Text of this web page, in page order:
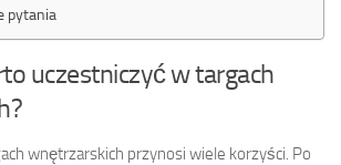
pytania
uczestniczyć w targach
wnętrzarskich przynosi wiele korzyści. Po